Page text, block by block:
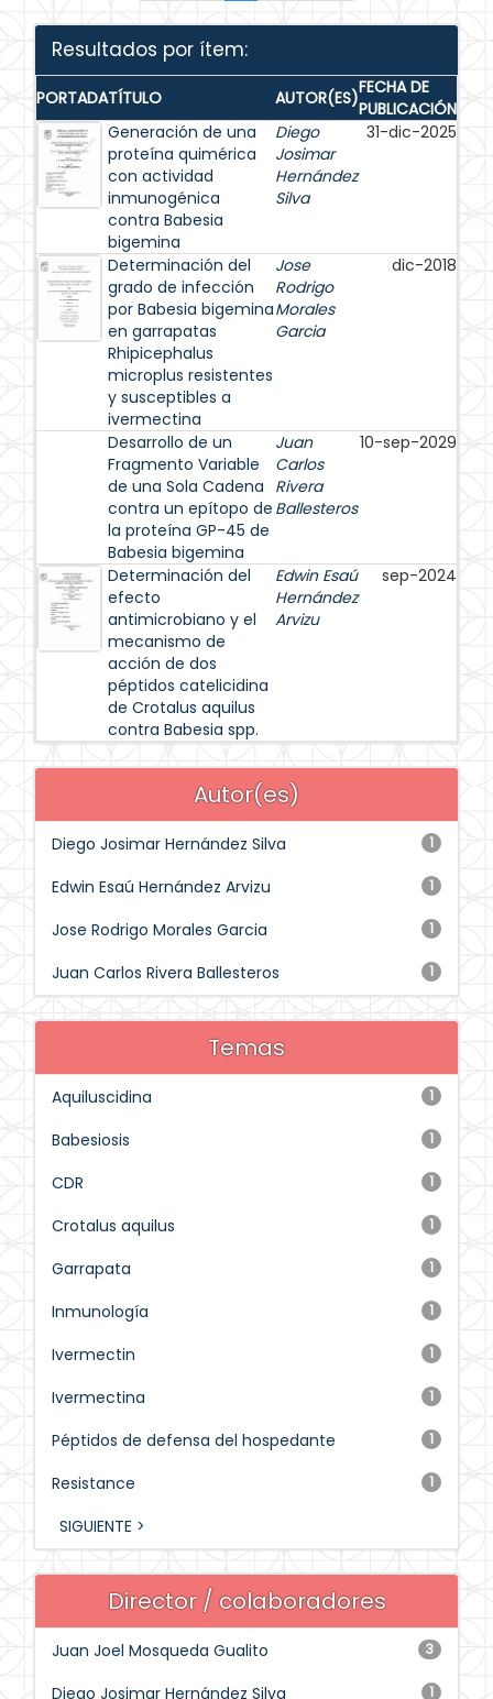
Resultados por ítem:
PORTADATÍTULO AUTOR(ES)FECHA DE
PUBLICACIÓN
Generación de una
proteína quimérica
con actividad
inmunogénica
contra Babesia
bigemina
Diego
Josimar
Hernández
Silva
31-dic-2025
Determinación del
grado de infección
por Babesia bigemina
en garrapatas
Rhipicephalus
microplus resistentes
y susceptibles a
ivermectina
Jose
Rodrigo
Morales
Garcia
dic-2018
Desarrollo de un
Fragmento Variable
de una Sola Cadena
contra un epítopo de
la proteína GP-45 de
Babesia bigemina
Juan
Carlos
Rivera
Ballesteros
10-sep-2029
Determinación del
efecto
antimicrobiano y el
mecanismo de
acción de dos
péptidos catelicidina
de Crotalus aquilus
contra Babesia spp.
Edwin Esaú
Hernández
Arvizu
sep-2024
Autor(es)
1
Diego Josimar Hernández Silva
1
Edwin Esaú Hernández Arvizu
1
Jose Rodrigo Morales Garcia
1
Juan Carlos Rivera Ballesteros
Temas
1
Aquiluscidina
1
Babesiosis
1
CDR
1
Crotalus aquilus
1
Garrapata
1
Inmunología
1
Ivermectin
1
Ivermectina
1
Péptidos de defensa del hospedante
1
Resistance
SIGUIENTE >
Director / colaboradores
3
Juan Joel Mosqueda Gualito
1
Diego Josimar Hernández Silva